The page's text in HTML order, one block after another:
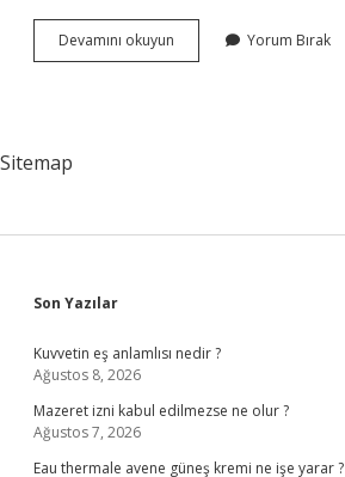
Devamını okuyun
Telli
Yorum Bırak
Sitemap
Sidebar
Son Yazılar
Kuvvetin eş anlamlısı nedir ?
Ağustos 8, 2026
Mazeret izni kabul edilmezse ne olur ?
Ağustos 7, 2026
Eau thermale avene güneş kremi ne işe yarar ?